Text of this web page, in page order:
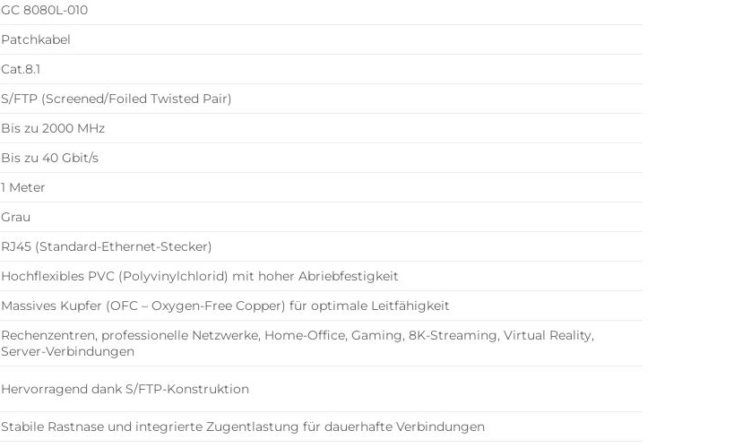
GC 8080L-010
Patchkabel
Cat.8.1
S/FTP (Screened/Foiled Twisted Pair)
Bis zu 2000 MHz
Bis zu 40 Gbit/s
1 Meter
Grau
RJ45 (Standard-Ethernet-Stecker)
Hochflexibles PVC (Polyvinylchlorid) mit hoher Abriebfestigkeit
Massives Kupfer (OFC – Oxygen-Free Copper) für optimale Leitfähigkeit
Rechenzentren, professionelle Netzwerke, Home-Office, Gaming, 8K-Streaming, Virtual Reality,
Server-Verbindungen
Hervorragend dank S/FTP-Konstruktion
Stabile Rastnase und integrierte Zugentlastung für dauerhafte Verbindungen